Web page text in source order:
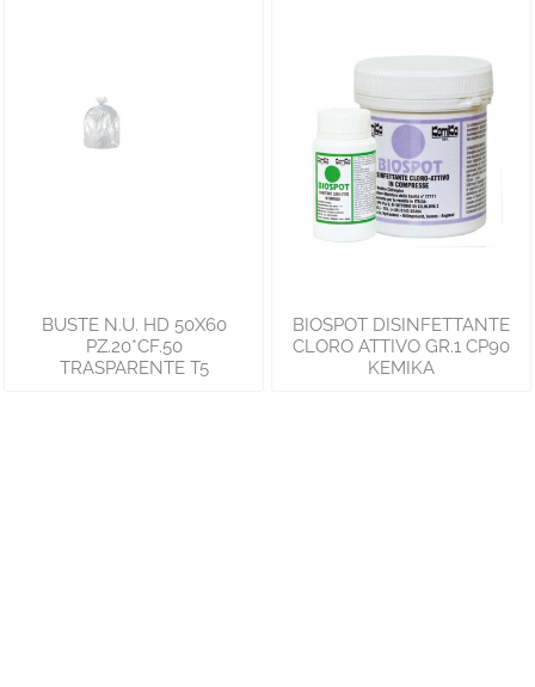
BUSTE N.U. HD 50X60
PZ.20*CF.50
TRASPARENTE T5
BIOSPOT DISINFETTANTE
CLORO ATTIVO GR.1 CP90
KEMIKA